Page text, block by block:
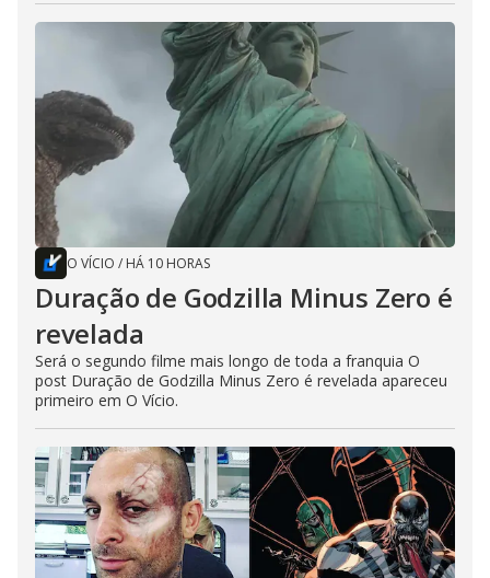
O VÍCIO / HÁ 10 HORAS
Duração de Godzilla Minus Zero é
revelada
Será o segundo filme mais longo de toda a franquia O
post Duração de Godzilla Minus Zero é revelada apareceu
primeiro em O Vício.